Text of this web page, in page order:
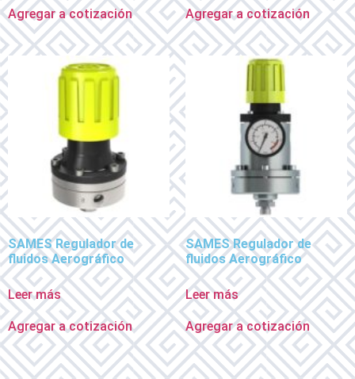
Agregar a cotización Agregar a cotización
SAMES Regulador de
fluidos Aerográfico
Leer más
Agregar a cotización
SAMES Regulador de
fluidos Aerográfico
Leer más
Agregar a cotización